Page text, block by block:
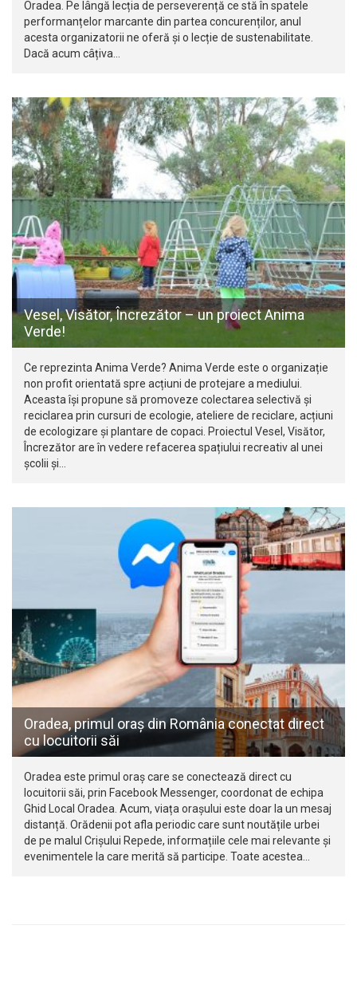
Oradea. Pe lângă lecția de perseverență ce stă în spatele
performanțelor marcante din partea concurenților, anul
acesta organizatorii ne oferă și o lecție de sustenabilitate.
Dacă acum câțiva…
Vesel, Visător, Încrezător – un proiect Anima
Verde!
Ce reprezinta Anima Verde? Anima Verde este o organizație
non profit orientată spre acțiuni de protejare a mediului.
Aceasta își propune să promoveze colectarea selectivă și
reciclarea prin cursuri de ecologie, ateliere de reciclare, acțiuni
de ecologizare și plantare de copaci. Proiectul Vesel, Visător,
Încrezător are în vedere refacerea spațiului recreativ al unei
școlii și…
Oradea, primul oraș din România conectat direct
cu locuitorii săi
Oradea este primul oraș care se conectează direct cu
locuitorii săi, prin Facebook Messenger, coordonat de echipa
Ghid Local Oradea. Acum, viața orașului este doar la un mesaj
distanță. Orădenii pot afla periodic care sunt noutățile urbei
de pe malul Crișului Repede, informațiile cele mai relevante și
evenimentele la care merită să participe. Toate acestea…